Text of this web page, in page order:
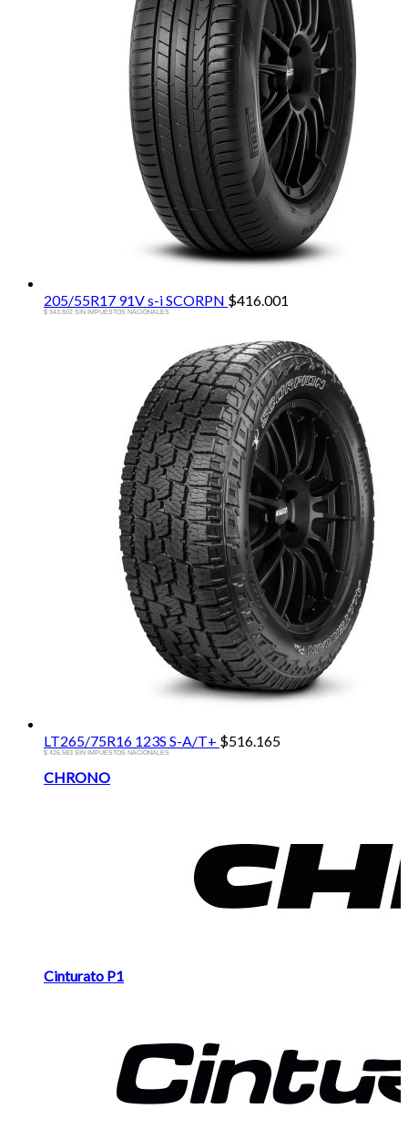
205/55R17 91V s-i SCORPN $416.001
$ 343.802 SIN IMPUESTOS NACIONALES
LT265/75R16 123S S-A/T+ $516.165
$ 426.583 SIN IMPUESTOS NACIONALES
Brands
CHRONO
Cinturato P1